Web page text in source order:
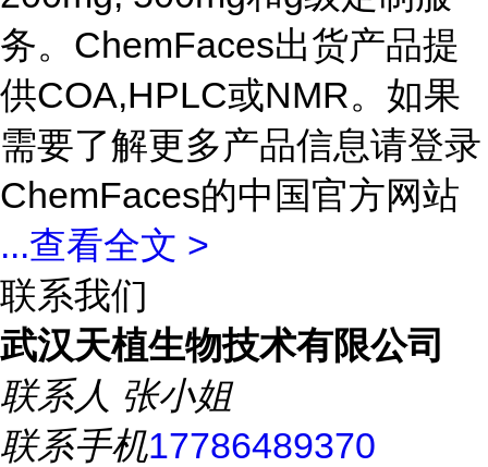
务。ChemFaces出货产品提
供COA,HPLC或NMR。如果
需要了解更多产品信息请登录
ChemFaces的中国官方网站
...查看全文 >
联系我们
武汉天植生物技术有限公司
联系人 张小姐
联系手机17786489370